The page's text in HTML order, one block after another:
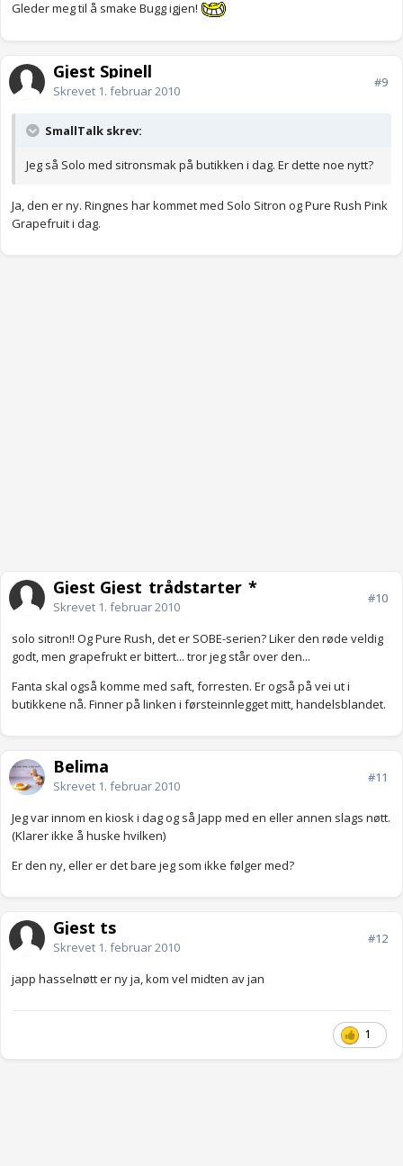
Gleder meg til å smake Bugg igjen!
Gjest Spinell
Skrevet 1. februar 2010
#9
SmallTalk skrev:
Jeg så Solo med sitronsmak på butikken i dag. Er dette noe nytt?
Ja, den er ny. Ringnes har kommet med Solo Sitron og Pure Rush Pink
Grapefruit i dag.
Gjest Gjest_trådstarter_*
Skrevet 1. februar 2010
#10
solo sitron!! Og Pure Rush, det er SOBE-serien? Liker den røde veldig
godt, men grapefrukt er bittert... tror jeg står over den...
Fanta skal også komme med saft, forresten. Er også på vei ut i
butikkene nå. Finner på linken i førsteinnlegget mitt, handelsblandet.
Belima
Skrevet 1. februar 2010
#11
Jeg var innom en kiosk i dag og så Japp med en eller annen slags nøtt.
(Klarer ikke å huske hvilken)
Er den ny, eller er det bare jeg som ikke følger med?
Gjest ts
Skrevet 1. februar 2010
#12
japp hasselnøtt er ny ja, kom vel midten av jan
1